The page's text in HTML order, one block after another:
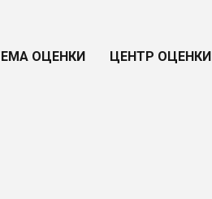
ОЦЕНКИ ЦЕНТР ОЦЕНКИ